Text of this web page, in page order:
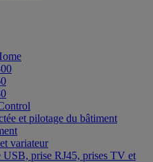
et pilotage du bâtiment
variateur
USB, prise RJ45, prises TV et